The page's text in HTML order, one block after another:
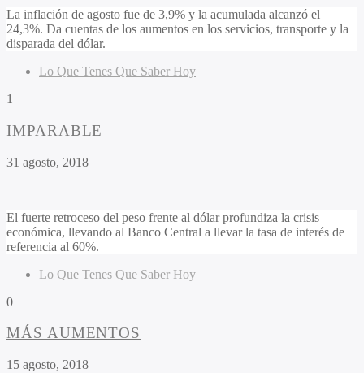
La inflación de agosto fue de 3,9% y la acumulada alcanzó el
24,3%. Da cuentas de los aumentos en los servicios, transporte y la
disparada del dólar.
Lo Que Tenes Que Saber Hoy
1
IMPARABLE
31 agosto, 2018
El fuerte retroceso del peso frente al dólar profundiza la crisis
económica, llevando al Banco Central a llevar la tasa de interés de
referencia al 60%.
Lo Que Tenes Que Saber Hoy
0
MÁS AUMENTOS
15 agosto, 2018